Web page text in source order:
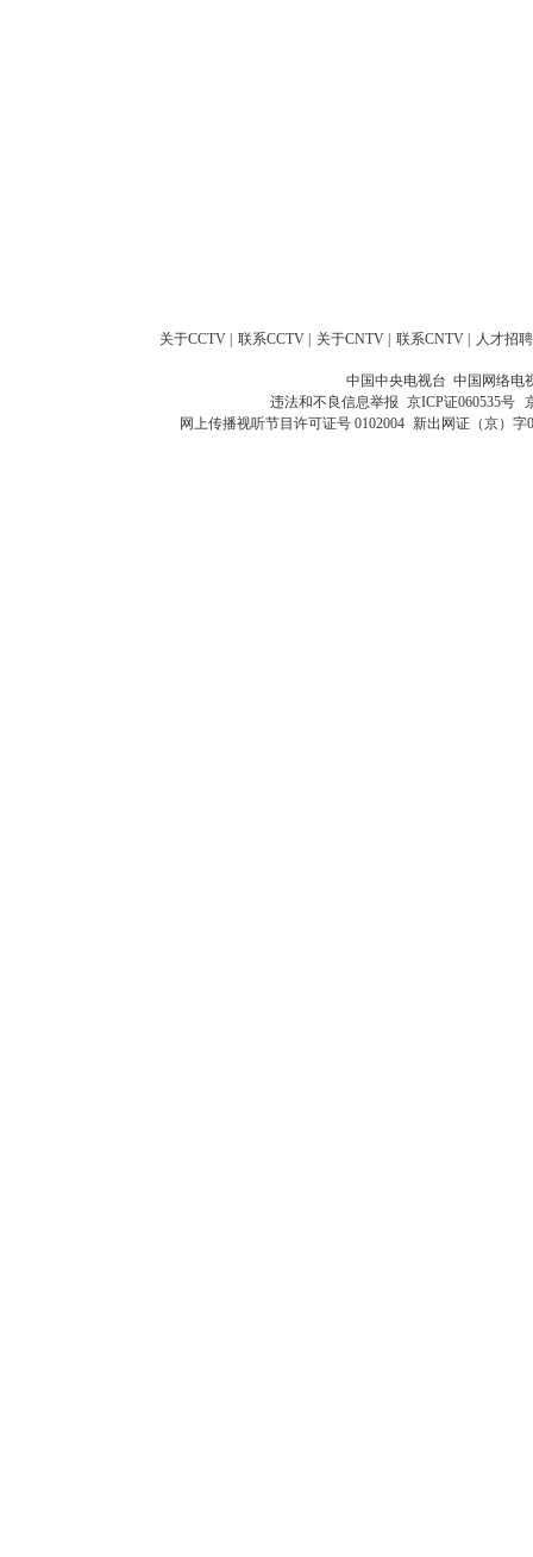
关于CCTV 联系CCTV 关于CNTV 联系CNTV 人才招聘
中国中央电视台 中国网络电
违法和不良信息举报 京ICP证060535号
网上传播视听节目许可证号 0102004 新出网证（京）